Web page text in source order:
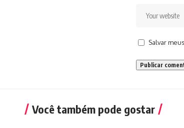
Salvar
Você também pode gostar